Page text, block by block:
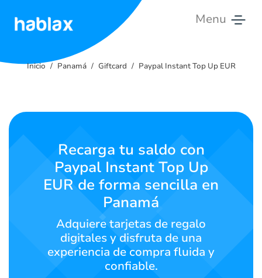
Menu
Tarifas
Contáctanos
SIGN UP
Inicio Panamá Giftcard Paypal Instant Top Up EUR
Recarga tu saldo con
Paypal Instant Top Up
EUR de forma sencilla en
Panamá
Adquiere tarjetas de regalo
digitales y disfruta de una
experiencia de compra fluida y
confiable.